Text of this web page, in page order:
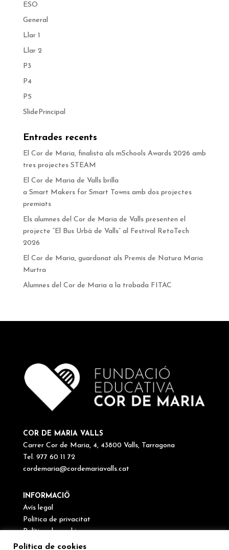
ESO
General
Llar 1
Llar 2
P3
P4
P5
SlidePrincipal
Entrades recents
El Cor de Maria, finalista als mSchools Awards 2026 amb
tres projectes STEAM
El Cor de Maria de Valls brilla
a Smart Makers for Smart Towns amb dos projectes
premiats
Els alumnes del Cor de Maria de Valls presenten el
projecte “El Bus Urbà de Valls” al Festival RetoTech
2026
El Cor de Maria, guardonat als Premis de Natura Maria
Murtra
Alumnes del Cor de Maria a la trobada FITAC
COR DE MARIA VALLS
Carrer Cor de Maria, 4, 43800 Valls, Tarragona
Tel. 977 60 11 72
cordemaria@cordemariavalls.cat
INFORMACIÖ
Avís legal
Política de privacitat
Política de cookies
Canal de denúncies
Política de cookies